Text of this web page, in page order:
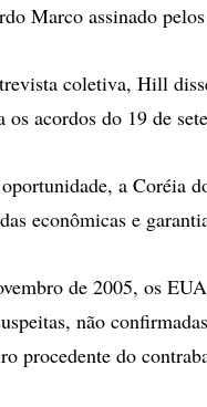
Marco assinado
coletiva, Hill
os acordos do 19 de
a Coréia
econômicas e
de 2005, os
não
procedente do